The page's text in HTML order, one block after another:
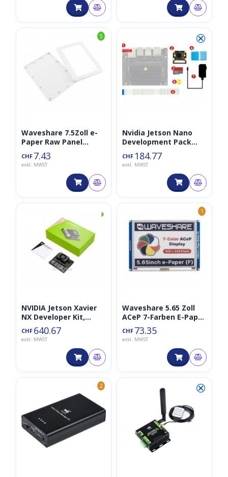
5
Waveshare 7.5Zoll e-
Paper Raw Panel
Gehäuse
CHF 7.43
exkl. MWST
⮿
Nvidia Jetson Nano
Development Pack
(Typ B 4GB), inkl.
Kamera, SD-Karte,
Stromadapter
CHF 184.77
exkl. MWST
◑
NVIDIA Jetson Xavier
NX Developer Kit,
kleiner KI
Supercomputer für
Edge Computing
CHF 640.67
exkl. MWST
1
Waveshare 5.65 Zoll
ACeP 7-Farben E-Paper
E-Ink Display Modul,
600×448 Pixel
CHF 73.35
exkl. MWST
2 ⮿